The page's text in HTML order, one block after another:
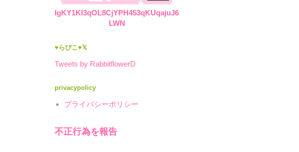
IgKY1KI3qOL8CjYPH453qKUqajuJ6
LWN
♥らびこ♥𝕏
Tweets by RabbitflowerD
privacypolicy
プライバシーポリシー
不正行為を報告